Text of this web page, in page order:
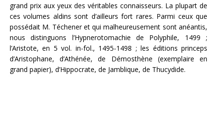
grand prix aux yeux des véritables connaisseurs. La plupart de
ces volumes aldins sont d’ailleurs fort rares. Parmi ceux que
possédait M. Téchener et qui malheureusement sont anéantis,
nous distinguons l’Hypnerotomachie de Polyphile, 1499 ;
l’Aristote, en 5 vol. in-fol., 1495-1498 ; les éditions princeps
d’Aristophane, d’Athénée, de Démosthène (exemplaire en
grand papier), d’Hippocrate, de Jamblique, de Thucydide.